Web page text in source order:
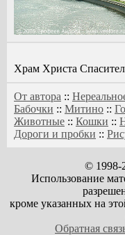
Храм Христа
От автора ::
Бабочки :: Митино ::
Животные :: Кошки ::
Дороги и пробки ::
© 1998-
Использование
кроме указанных на
Обратная